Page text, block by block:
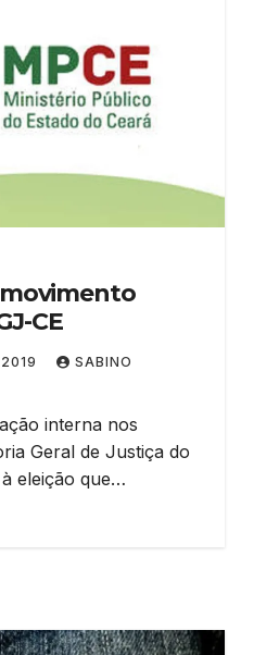
CE
SABINO
interna nos
Geral de Justiça do
eleição que…